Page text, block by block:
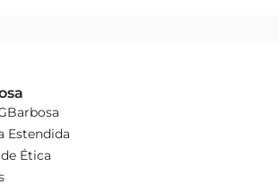
Estendida
Ética